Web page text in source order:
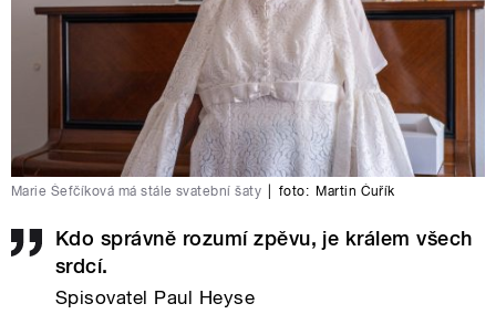
Marie Šefčíková má stále svatební šaty foto: Martin Čuřík
Kdo správně rozumí zpěvu, je králem všech
srdcí.
Spisovatel Paul Heyse